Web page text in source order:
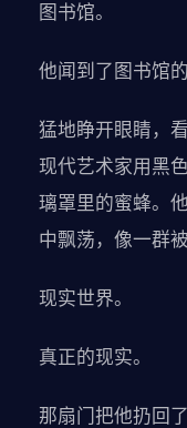
图书馆。
他闻到了图书馆的
猛地睁开眼睛，
现代艺术家用黑
璃罩里的蜜蜂。
中飘荡，像一群
现实世界。
真正的现实。
那扇门把他扔回